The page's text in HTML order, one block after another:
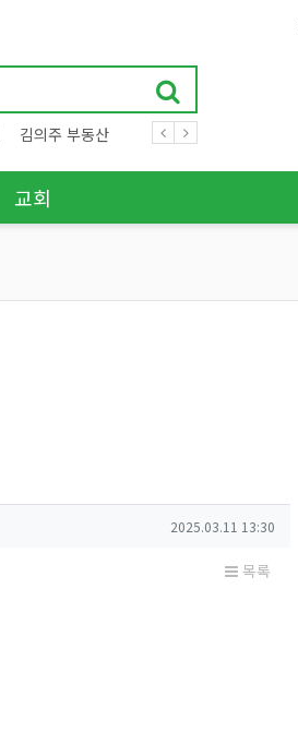
김의주 부동산
교회
작성일
2025.03.11 13:30
목록